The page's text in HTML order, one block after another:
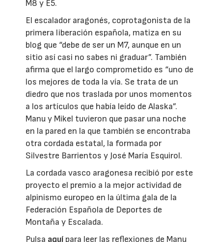
M8 y E5.
El escalador aragonés, coprotagonista de la
primera liberación española, matiza en su
blog que “debe de ser un M7, aunque en un
sitio así casi no sabes ni graduar”. También
afirma que el largo comprometido es “uno de
los mejores de toda la vía. Se trata de un
diedro que nos traslada por unos momentos
a los artículos que había leído de Alaska”.
Manu y Mikel tuvieron que pasar una noche
en la pared en la que también se encontraba
otra cordada estatal, la formada por
Silvestre Barrientos y José María Esquirol.
La cordada vasco aragonesa recibió por este
proyecto el premio a la mejor actividad de
alpinismo europeo en la última gala de la
Federación Española de Deportes de
Montaña y Escalada.
Pulsa aquí para leer las reflexiones de Manu